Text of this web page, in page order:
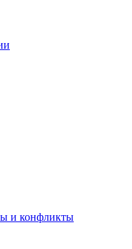
и конфликты